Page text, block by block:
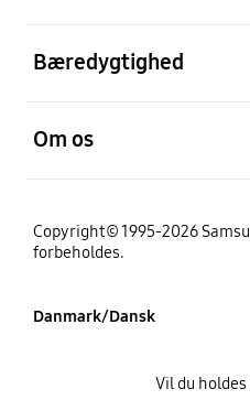
Bæredygtighed
Om os
Copyright© 1995-2026
forbeholdes.
Danmark/Dansk
Vil du